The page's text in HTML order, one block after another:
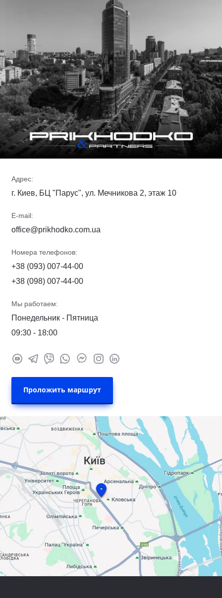
Адрес:
г. Киев, БЦ "Парус", ул. Мечникова 2, этаж 10
E-mail:
office@prikhodko.com.ua
Номера телефонов:
+38 (093) 007-44-00
+38 (098) 007-44-00
Мы работаем:
Понедельник - Пятница
09:30 - 18:00
Проложить маршрут